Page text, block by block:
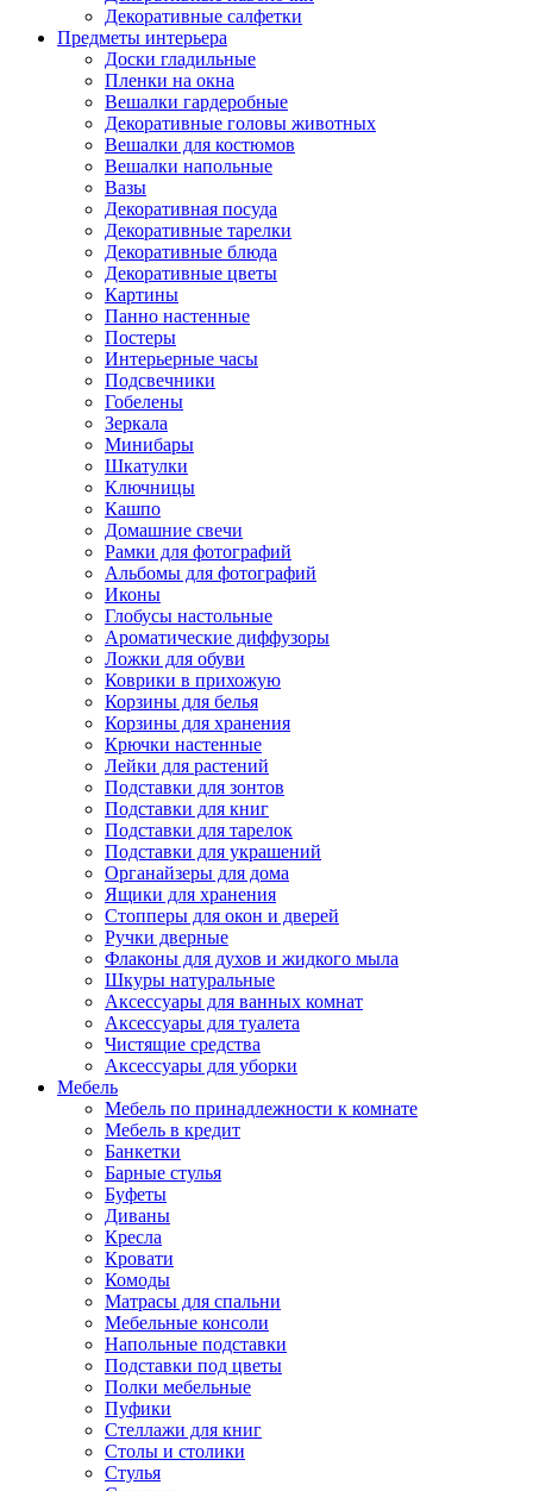
Декоративные салфетки
Предметы интерьера
Доски гладильные
Пленки на окна
Вешалки гардеробные
Декоративные головы животных
Вешалки для костюмов
Вешалки напольные
Вазы
Декоративная посуда
Декоративные тарелки
Декоративные блюда
Декоративные цветы
Картины
Панно настенные
Постеры
Интерьерные часы
Подсвечники
Гобелены
Зеркала
Минибары
Шкатулки
Ключницы
Кашпо
Домашние свечи
Рамки для фотографий
Альбомы для фотографий
Иконы
Глобусы настольные
Ароматические диффузоры
Ложки для обуви
Коврики в прихожую
Корзины для белья
Корзины для хранения
Крючки настенные
Лейки для растений
Подставки для зонтов
Подставки для книг
Подставки для тарелок
Подставки для украшений
Органайзеры для дома
Ящики для хранения
Стопперы для окон и дверей
Ручки дверные
Флаконы для духов и жидкого мыла
Шкуры натуральные
Аксессуары для ванных комнат
Аксессуары для туалета
Чистящие средства
Аксессуары для уборки
Мебель
Мебель по принадлежности к комнате
Мебель в кредит
Банкетки
Барные стулья
Буфеты
Диваны
Кресла
Кровати
Комоды
Матрасы для спальни
Мебельные консоли
Напольные подставки
Подставки под цветы
Полки мебельные
Пуфики
Стеллажи для книг
Столы и столики
Стулья